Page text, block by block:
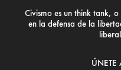
Civismo es un think tank,
en la defensa de la
ÚNETE